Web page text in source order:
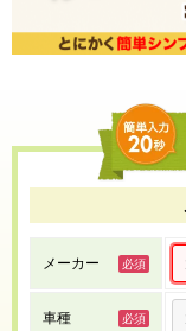
メーカー
車種